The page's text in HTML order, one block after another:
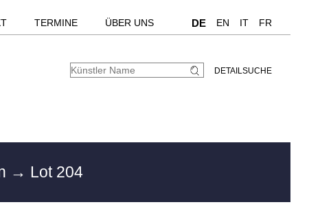
TERMINE ÜBER UNS DE EN IT FR
DETAILSUCHE
→ Lot 204